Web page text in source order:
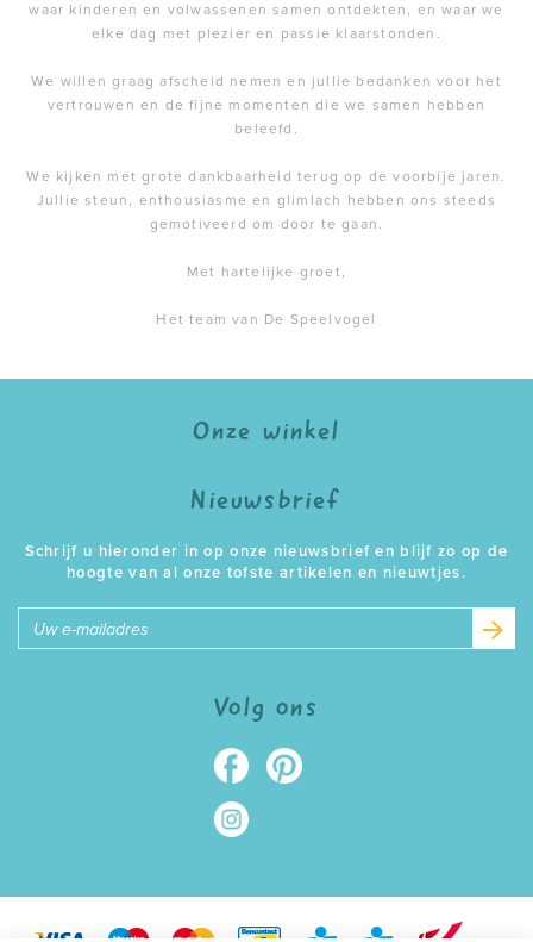
waar kinderen en volwassenen samen ontdekten, en waar we
elke dag met plezier en passie klaarstonden.
We willen graag afscheid nemen en jullie bedanken voor het
vertrouwen en de fijne momenten die we samen hebben
beleefd.
We kijken met grote dankbaarheid terug op de voorbije jaren.
Jullie steun, enthousiasme en glimlach hebben ons steeds
gemotiveerd om door te gaan.
Met hartelijke groet,
Het team van De Speelvogel
Onze winkel
Nieuwsbrief
Schrijf u hieronder in op onze nieuwsbrief en blijf zo op de
hoogte van al onze tofste artikelen en nieuwtjes.
Volg ons